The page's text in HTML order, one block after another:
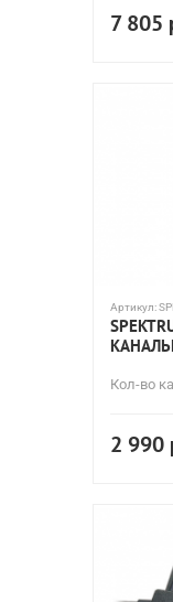
7 805
Артикул:
Кол-во
2 990